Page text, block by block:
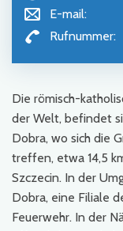
E-mail:
Rufnummer:
Die römisch-
der Welt, befindet
Dobra, wo sich die
treffen, etwa 14,5
Szczecin. In der
Dobra, eine Filiale
Feuerwehr. In der